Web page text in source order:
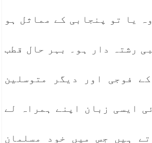
یا تو پنجابی کے مماثل ہو
رشتہ دار ہو۔ بہر حال قطب
فوجی اور دیگر متوسلین
ایسی زبان اپنے ہمراہ لے
ہیں جس میں خود مسلمان